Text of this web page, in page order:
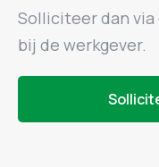
Solliciteer dan
bij de werkgever.